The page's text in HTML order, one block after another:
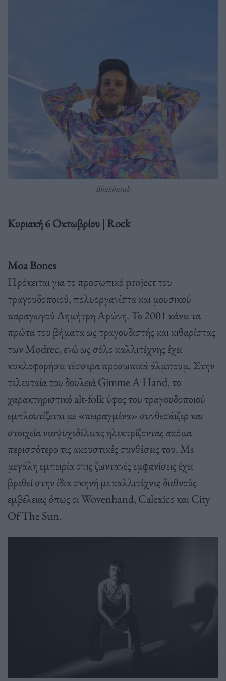
Bhukhurah
Κυριακή 6 Οκτωβρίου | Rock
Moa Bones
Πρόκειται για το προσωπικό project του
τραγουδοποιού, πολυοργανίστα και μουσικού
παραγωγού Δημήτρη Αρώνη. Το 2001 κάνει τα
πρώτα του βήματα ως τραγουδιστής και κιθαρίστας
των Modrec, ενώ ως σόλο καλλιτέχνης έχει
κυκλοφορήσει τέσσερα προσωπικά άλμπουμ. Στην
τελευταία του δουλειά Gimme A Hand, το
χαρακτηριστικό alt-folk ύφος του τραγουδοποιού
εμπλουτίζεται με «πειραγμένα» συνθεσάιζερ και
στοιχεία νεοψυχεδέλειας ηλεκτρίζοντας ακόμα
περισσότερο τις ακουστικές συνθέσεις του. Με
μεγάλη εμπειρία στις ζωντανές εμφανίσεις έχει
βρεθεί στην ίδια σκηνή με καλλιτέχνες διεθνούς
εμβέλειας όπως οι Wovenhand, Calexicο και City
Of The Sun.